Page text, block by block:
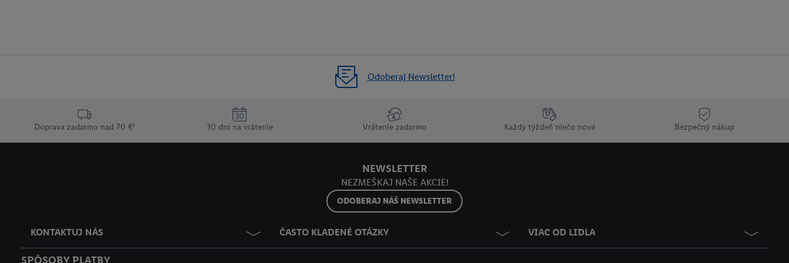
Odoberaj Newsletter!
Doprava zadarmo nad 70 €¹ 30 dní na vrátenie Vrátenie zadarmo Každý týždeň niečo nové Bezpečný nákup
NEWSLETTER
NEZMEŠKAJ NAŠE AKCIE!
ODOBERAJ NÁŠ NEWSLETTER
KONTAKTUJ NÁS ČASTO KLADENÉ OTÁZKY VIAC OD LIDLA
SPÔSOBY PLATBY